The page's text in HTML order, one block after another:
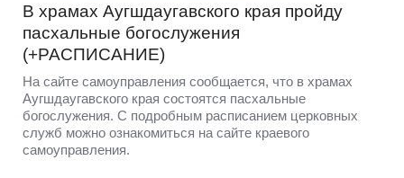
В храмах Аугшдаугавского края пройду
пасхальные богослужения
(+РАСПИСАНИЕ)
На сайте самоуправления сообщается, что в храмах
Аугшдаугавского края состоятся пасхальные
богослужения. С подробным расписанием церковных
служб можно ознакомиться на сайте краевого
самоуправления.